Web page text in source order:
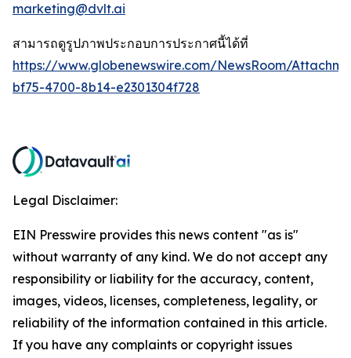
marketing@dvlt.ai
สามารถดูรูปภาพประกอบการประกาศนี้ได้ที่
https://www.globenewswire.com/NewsRoom/
bf75-4700-8b14-e2301304f728
Legal Disclaimer:
EIN Presswire provides this news content "as is"
without warranty of any kind. We do not accept any
responsibility or liability for the accuracy, content,
images, videos, licenses, completeness, legality, or
reliability of the information contained in this article.
If you have any complaints or copyright issues